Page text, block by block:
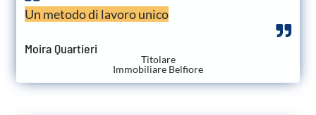
Un metodo di lavoro unico
Moira Quartieri
Titolare
Immobiliare Belfiore